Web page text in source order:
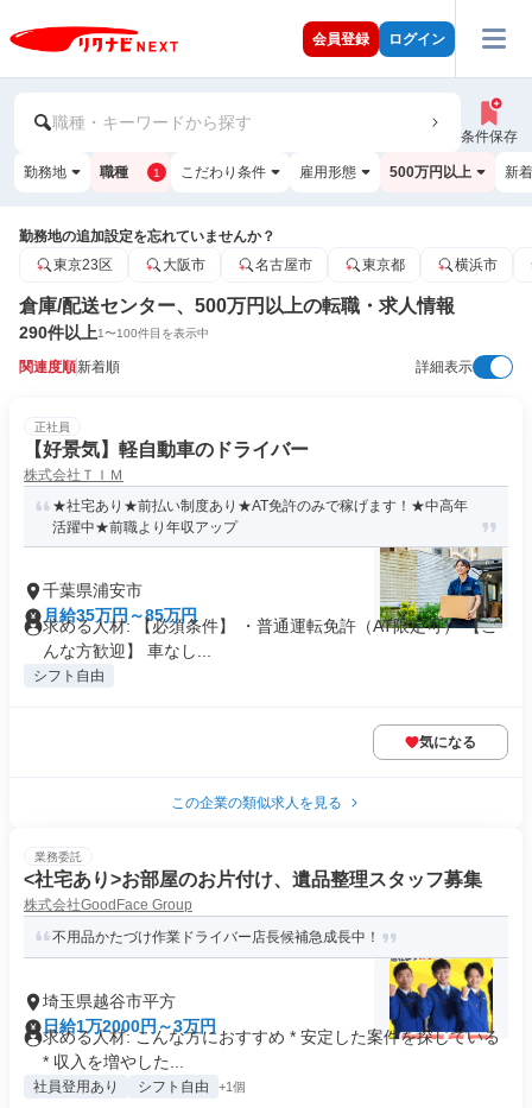
会員登録 ログイン
職種・キーワードから探す
条件保存
勤務地 職種 1 こだわり条件 雇用形態 500万円以上 新
勤務地の追加設定を忘れていませんか？
東京23区
大阪市 名古屋市 東京都 横浜市
倉庫/配送センター、500万円以上の転職・求人情報
290件以上1〜100件目を表示中
関連度順新着順 詳細表示
正社員
【好景気】軽自動車のドライバー
株式会社ＴＩＭ
★社宅あり★前払い制度あり★AT免許のみで稼げます！★中高年
活躍中★前職より年収アップ
千葉県浦安市
月給35万円～85万円
求める人材: 【必須条件】 ・普通運転免許（AT限定可） 【こ
んな方歓迎】 車なし...
シフト自由
気になる
この企業の類似求人を見る
業務委託
<社宅あり>お部屋のお片付け、遺品整理スタッフ募集
株式会社GoodFace Group
不用品かたづけ作業ドライバー店長候補急成長中！
埼玉県越谷市平方
日給1万2000円～3万円
求める人材: こんな方におすすめ * 安定した案件を探している
* 収入を増やした...
社員登用あり シフト自由 +1個